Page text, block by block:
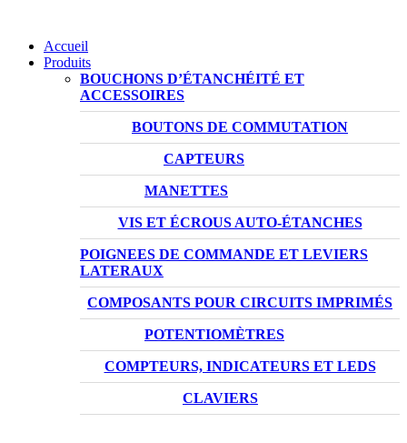
Accueil
Produits
BOUCHONS D’ÉTANCHÉITÉ ET
ACCESSOIRES
BOUTONS DE COMMUTATION
CAPTEURS
MANETTES
VIS ET ÉCROUS AUTO-ÉTANCHES
POIGNEES DE COMMANDE ET LEVIERS
LATERAUX
COMPOSANTS POUR CIRCUITS IMPRIMÉS
POTENTIOMÈTRES
COMPTEURS, INDICATEURS ET LEDS
CLAVIERS